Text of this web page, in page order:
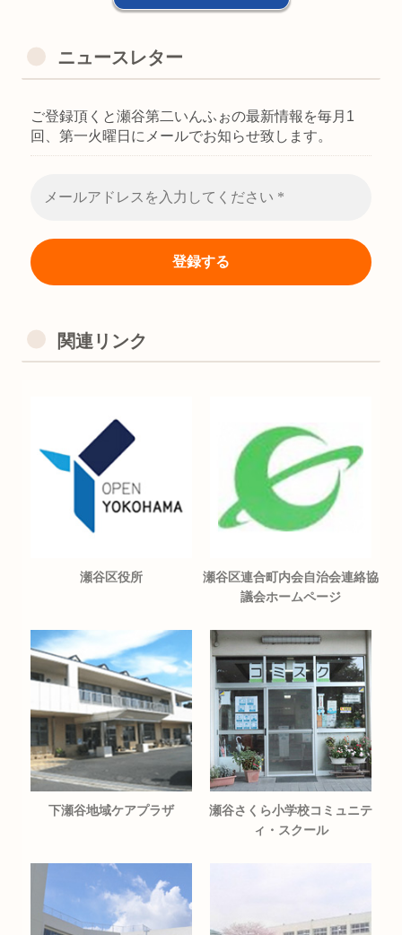
ニュースレター
ご登録頂くと瀬谷第二いんふぉの最新情報を毎月1
回、第一火曜日にメールでお知らせ致します。
関連リンク
瀬谷区役所
瀬谷区連合町内会自治会連絡協
議会ホームページ
下瀬谷地域ケアプラザ
瀬谷さくら小学校コミュニテ
ィ・スクール